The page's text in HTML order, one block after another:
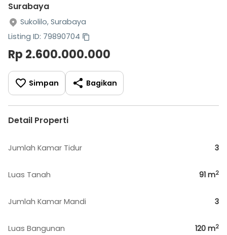
Surabaya
Sukolilo, Surabaya
Listing ID: 79890704
Rp 2.600.000.000
Simpan Bagikan
Detail Properti
Jumlah Kamar Tidur 3
Luas Tanah 91 m2
Jumlah Kamar Mandi 3
Luas Bangunan 120 m2